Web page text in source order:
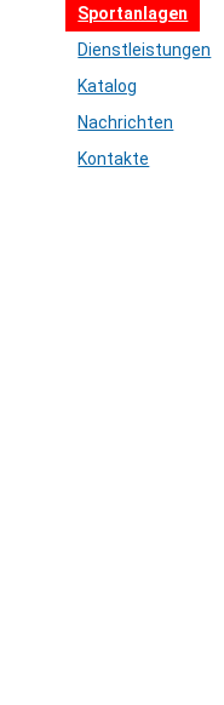
Sportanlagen
Dienstleistungen
Katalog
Nachrichten
Kontakte